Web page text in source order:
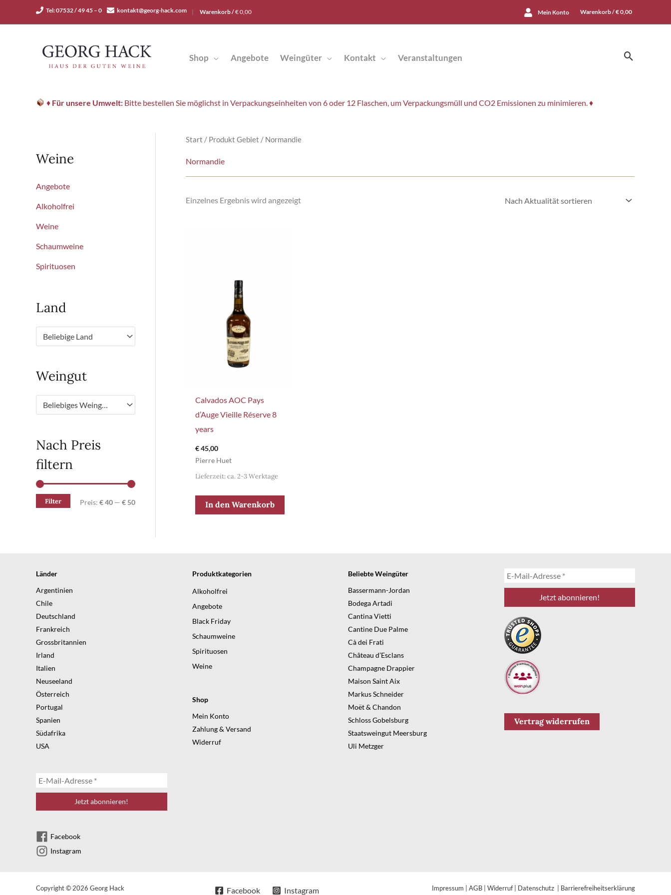
Tel: 07532 / 49 45 – 0 kontakt@georg-hack.com | Warenkorb /€0,00 Mein Konto Warenkorb /€0,00
Shop Angebote Weingüter Kontakt Veranstaltungen Suchen
♦ Für unsere Umwelt: Bitte bestellen Sie möglichst in Verpackungseinheiten von 6 oder 12 Flaschen, um Verpackungsmüll und CO2 Emissionen zu minimieren. ♦
Weine
Angebote
Alkoholfrei
Weine
Schaumweine
Spirituosen
Land
Beliebige Land
Weingut
Beliebiges Weingut
Nach Preis
filtern
M
M
Filter Preis: € 40 — € 50
Start / Produkt Gebiet / Normandie
Normandie
Einzelnes Ergebnis wird angezeigt
Calvados AOC Pays
d’Auge Vieille Réserve 8
years
€45,00
Pierre Huet
Lieferzeit: ca. 2-3 Werktage
In den Warenkorb
Länder
Argentinien
Chile
Deutschland
Frankreich
Grossbritannien
Irland
Italien
Neuseeland
Österreich
Portugal
Spanien
Südafrika
USA
Facebook
Instagram
Produktkategorien
Alkoholfrei
Angebote
Black Friday
Schaumweine
Spirituosen
Weine
Shop
Mein Konto
Zahlung & Versand
Widerruf
Beliebte Weingüter
Bassermann-Jordan
Bodega Artadi
Cantina Vietti
Cantine Due Palme
Cà dei Frati
Château d’Esclans
Champagne Drappier
Maison Saint Aix
Markus Schneider
Moët & Chandon
Schloss Gobelsburg
Staatsweingut Meersburg
Uli Metzger
Vertrag widerrufen
Copyright © 2026 Georg Hack Facebook Instagram Impressum AGB Widerruf| Datenschutz Barrierefreiheitserklärung